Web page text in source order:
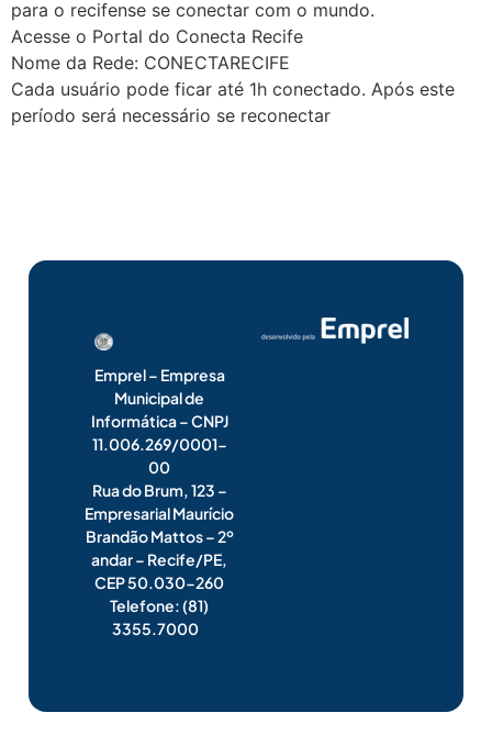
para o recifense se conectar com o mundo.
Acesse o Portal do Conecta Recife
Nome da Rede: CONECTARECIFE
Cada usuário pode ficar até 1h conectado. Após este
período será necessário se reconectar
Emprel – Empresa
Municipal de
Informática – CNPJ
11.006.269/0001-
00
Rua do Brum, 123 –
Empresarial Maurício
Brandão Mattos – 2º
andar – Recife/PE,
CEP 50.030-260
Telefone: (81)
3355.7000